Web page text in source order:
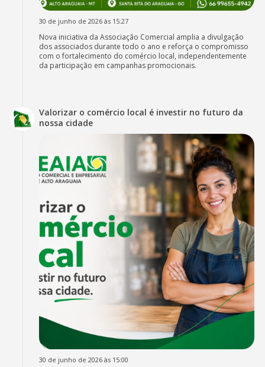
30 de junho de 2026 às 15:27
Nova iniciativa da Associação Comercial amplia a divulgação
dos associados durante todo o ano e reforça o compromisso
com o fortalecimento do comércio local, independentemente
da participação em campanhas promocionais.
Valorizar o comércio local é investir no futuro da
nossa cidade
30 de junho de 2026 às 15:00